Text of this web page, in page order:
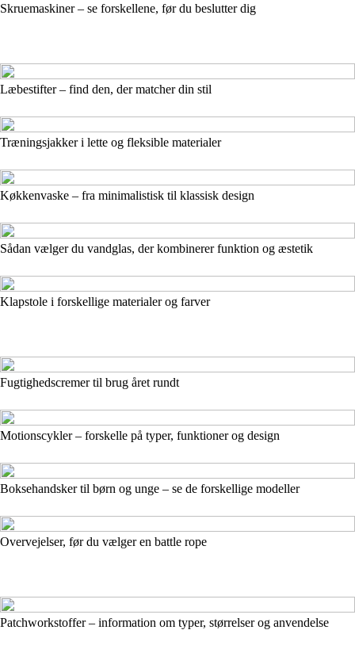
Skruemaskiner – se forskellene, før du beslutter dig
Læbestifter – find den, der matcher din stil
Træningsjakker i lette og fleksible materialer
Køkkenvaske – fra minimalistisk til klassisk design
Sådan vælger du vandglas, der kombinerer funktion og æstetik
Klapstole i forskellige materialer og farver
Fugtighedscremer til brug året rundt
Motionscykler – forskelle på typer, funktioner og design
Boksehandsker til børn og unge – se de forskellige modeller
Overvejelser, før du vælger en battle rope
Patchworkstoffer – information om typer, størrelser og anvendelse